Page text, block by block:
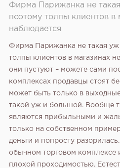
Фирма Парижанка не
поэтому толпы клиентов в
наблюдается
Фирма Парижанка не такая уж
толпы клиентов в магазинах
они пустуют – можете сами
комплексах продавцы стоят
может быть только в
такой уж и большой. Вообще
являются прибыльными и
только на собственном
деньги и попросту
обычном торговом комплексе
плохой проходимостью.